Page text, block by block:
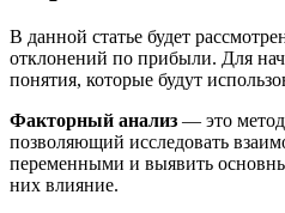
В данной статье будет
отклонений по прибыли. Для
понятия, которые будут
Факторный анализ — это метод
позволяющий исследовать
переменными и выявить
них влияние.